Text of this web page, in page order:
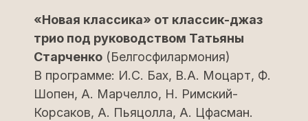
«Новая классика» от классик-джаз
трио под руководством Татьяны
Старченко (Белгосфилармония)
В программе: И.С. Бах, В.А. Моцарт, Ф.
Шопен, А. Марчелло, Н. Римский-
Корсаков, А. Пьяцолла, А. Цфасман.